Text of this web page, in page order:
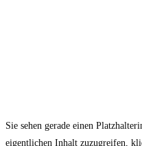
Sie sehen gerade einen
eigentlichen Inhalt zuzugreifen,